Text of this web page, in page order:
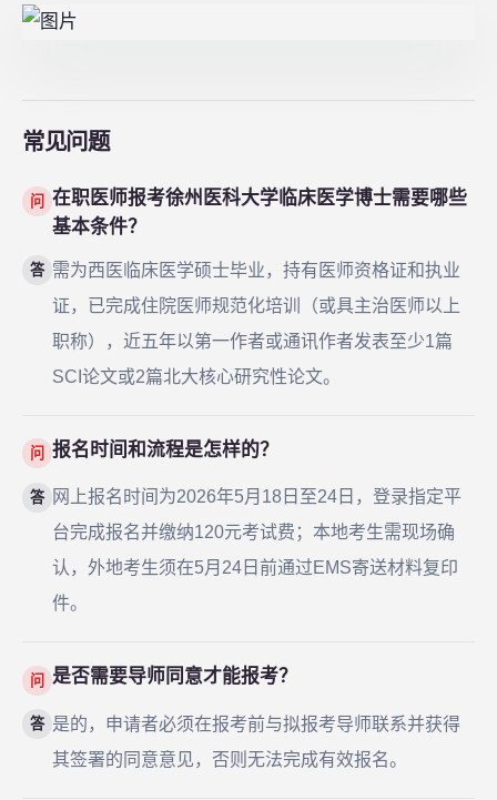
常见问题
问
在职医师报考徐州医科大学临床医学博士需要哪些
基本条件？
答 需为西医临床医学硕士毕业，持有医师资格证和执业
证，已完成住院医师规范化培训（或具主治医师以上
职称），近五年以第一作者或通讯作者发表至少1篇
SCI论文或2篇北大核心研究性论文。
问 报名时间和流程是怎样的？
答
网上报名时间为2026年5月18日至24日，登录指定平
台完成报名并缴纳120元考试费；本地考生需现场确
认，外地考生须在5月24日前通过EMS寄送材料复印
件。
问 是否需要导师同意才能报考？
答 是的，申请者必须在报考前与拟报考导师联系并获得
其签署的同意意见，否则无法完成有效报名。